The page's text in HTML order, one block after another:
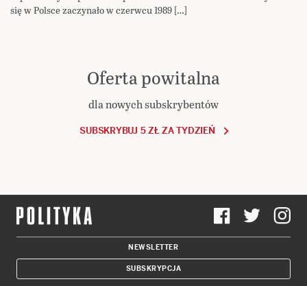
się w Polsce zaczynało w czerwcu 1989 […]
Oferta powitalna
dla nowych subskrybentów
SUBSKRYBUJ 5 ZŁ ZA TYDZIEŃ
NEWSLETTER
SUBSKRYPCJA